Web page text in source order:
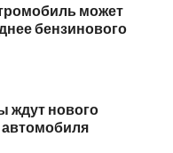
может
бензинового
ждут нового